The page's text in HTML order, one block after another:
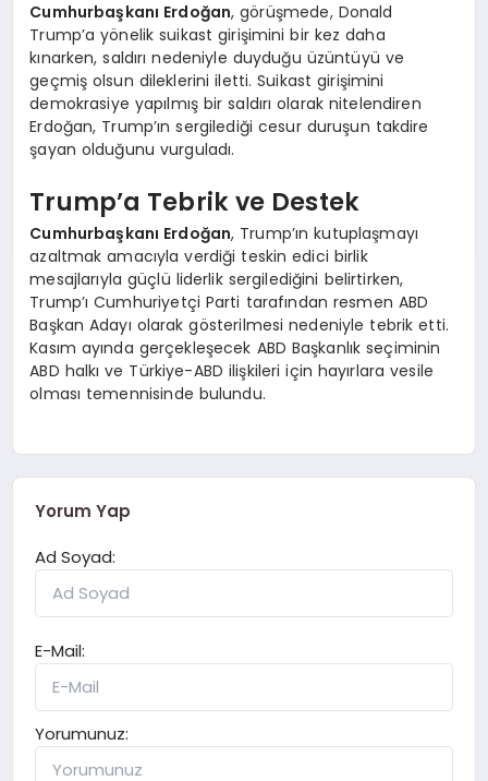
Cumhurbaşkanı Erdoğan, görüşmede, Donald
Trump’a yönelik suikast girişimini bir kez daha
kınarken, saldırı nedeniyle duyduğu üzüntüyü ve
geçmiş olsun dileklerini iletti. Suikast girişimini
demokrasiye yapılmış bir saldırı olarak nitelendiren
Erdoğan, Trump’ın sergilediği cesur duruşun takdire
şayan olduğunu vurguladı.
Trump’a Tebrik ve Destek
Cumhurbaşkanı Erdoğan, Trump’ın kutuplaşmayı
azaltmak amacıyla verdiği teskin edici birlik
mesajlarıyla güçlü liderlik sergilediğini belirtirken,
Trump’ı Cumhuriyetçi Parti tarafından resmen ABD
Başkan Adayı olarak gösterilmesi nedeniyle tebrik etti.
Kasım ayında gerçekleşecek ABD Başkanlık seçiminin
ABD halkı ve Türkiye-ABD ilişkileri için hayırlara vesile
olması temennisinde bulundu.
Yorum Yap
Ad Soyad:
E-Mail:
Yorumunuz: